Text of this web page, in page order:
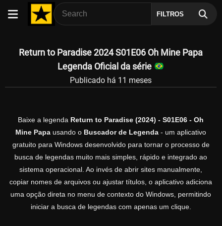
FILTROS
Return to Paradise 2024 S01E06 Oh Mine Papa
Legenda Oficial da série
Publicado há 11 meses
Baixe a legenda Return to Paradise (2024) - S01E06 - Oh
Mine Papa usando o Buscador de Legenda - um aplicativo
gratuito para Windows desenvolvido para tornar o processo de
busca de legendas muito mais simples, rápido e integrado ao
sistema operacional. Ao invés de abrir sites manualmente,
copiar nomes de arquivos ou ajustar títulos, o aplicativo adiciona
uma opção direta no menu de contexto do Windows, permitindo
iniciar a busca de legendas com apenas um clique.